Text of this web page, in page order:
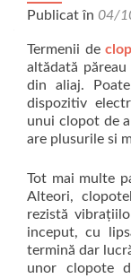
Publicat în 04/
Termenii de
altădată
din aliaj.
dispozitiv
unui clopot de
are plusurile si
Tot mai multe
Alteori,
rezistă
inceput, cu
termină dar
unor clopote